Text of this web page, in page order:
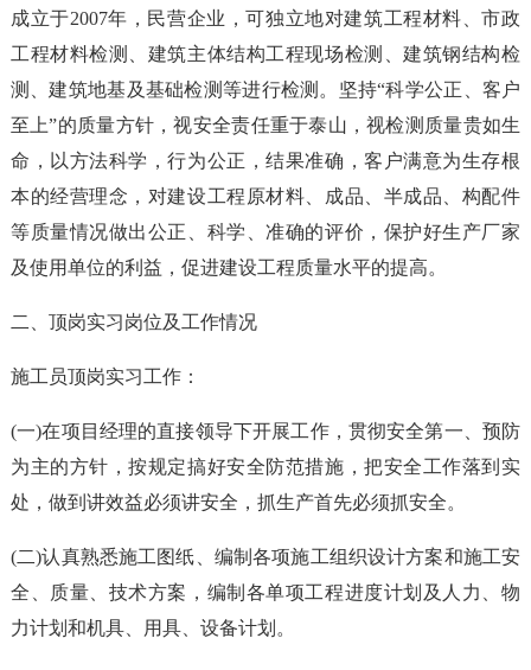
成立于2007年，民营企业，可独立地对建筑工程材料、市政
工程材料检测、建筑主体结构工程现场检测、建筑钢结构检
测、建筑地基及基础检测等进行检测。坚持“科学公正、客户
至上”的质量方针，视安全责任重于泰山，视检测质量贵如生
命，以方法科学，行为公正，结果准确，客户满意为生存根
本的经营理念，对建设工程原材料、成品、半成品、构配件
等质量情况做出公正、科学、准确的评价，保护好生产厂家
及使用单位的利益，促进建设工程质量水平的提高。
二、顶岗实习岗位及工作情况
施工员顶岗实习工作：
(一)在项目经理的直接领导下开展工作，贯彻安全第一、预防
为主的方针，按规定搞好安全防范措施，把安全工作落到实
处，做到讲效益必须讲安全，抓生产首先必须抓安全。
(二)认真熟悉施工图纸、编制各项施工组织设计方案和施工安
全、质量、技术方案，编制各单项工程进度计划及人力、物
力计划和机具、用具、设备计划。